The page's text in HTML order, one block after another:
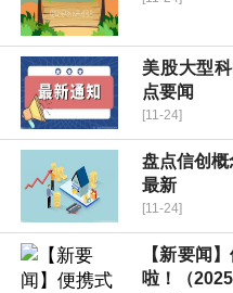
美股大型
点要闻
[11-24]
盘点信创
最新
[11-24]
【新要闻
啦！（